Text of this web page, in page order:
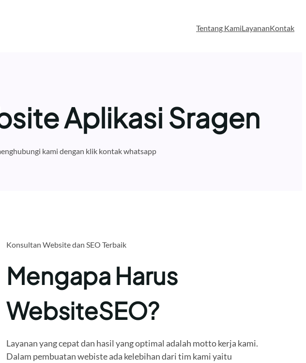
Tentang KamiLayananKontak
Aplikasi Sragen
kami dengan klik kontak whatsapp
Konsultan Website dan SEO Terbaik
Mengapa Harus
WebsiteSEO?
Layanan yang cepat dan hasil yang optimal adalah motto kerja kami.
Dalam pembuatan webiste ada kelebihan dari tim kami yaitu